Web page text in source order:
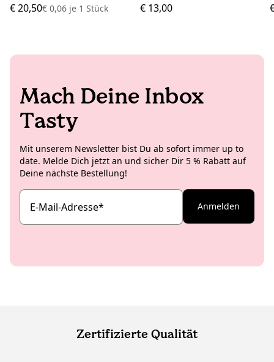
€ 20,50€ 0,06 je 1 Stück € 13,00
Mach Deine Inbox
Tasty
Mit unserem Newsletter bist Du ab sofort immer up to
date. Melde Dich jetzt an und sicher Dir 5 % Rabatt auf
Deine nächste Bestellung!
E-Mail-Adresse* Anmelden
Zertifizierte Qualität